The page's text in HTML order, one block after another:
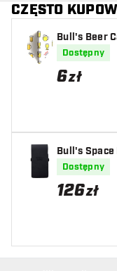
CZĘSTO
Bull's Beer
Darta
Dostępny
6zł
Dostępny
126zł